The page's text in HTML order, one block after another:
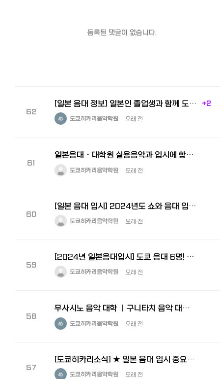
등록된 댓글이 없습니다.
62
[일본 음대 정보] 일본인 졸업생과 함께 도쿄 음악 대학에 직접 다녀왔습니다 - 이케부쿠로 캠퍼스 +2
도쿄히카리음악학원 오래 전
61
일본음대・대학원 실용음악과 입시에 합격하려면 어떻게 공부해야 할까
도쿄히카리음악학원 오래 전
60
[일본 음대 입시] 2024년도 쇼와 음대 입시 발표입니다.
도쿄히카리음악학원 오래 전
59
[2024년 일본음대입시] 도쿄 음대 6명! 히카리 합격자 현재 누계 34명입니다.
도쿄히카리음악학원 오래 전
58
무사시노 음악 대학 ㅣ구니타치 음악 대학ㅣ쿠니타치 武蔵野音楽大学 国立音楽大学 일본 명문 음대 영상 공개합…
도쿄히카리음악학원 오래 전
57
[도쿄히카리소식] ★ 일본 음대 입시 중요한 정보 필독하셔야 합니다 ★
도쿄히카리음악학원 오래 전